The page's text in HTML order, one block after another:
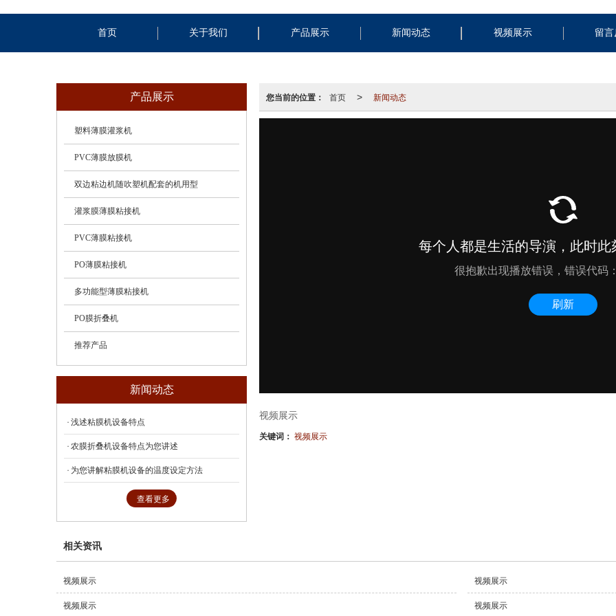
首页 关于我们 产品展示 新闻动态 视频展示 留
您当前的位置： 首页 > 新闻动态
视频展示
关键词： 视频展示
产品展示
塑料薄膜灌浆机
PVC薄膜放膜机
双边粘边机随吹塑机配套的机用型
灌浆膜薄膜粘接机
PVC薄膜粘接机
PO薄膜粘接机
多功能型薄膜粘接机
PO膜折叠机
推荐产品
新闻动态
浅述粘膜机设备特点
农膜折叠机设备特点为您讲述
为您讲解粘膜机设备的温度设定方法
查看更多
相关资讯
视频展示 视频展示
视频展示 视频展示